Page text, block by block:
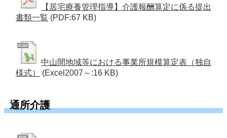
【居宅療養管理指導】介護報酬算定に係る提出
書類一覧 (PDF:67 KB)
中山間地域等における事業所規模算定表（独自
様式）
(Excel2007～:16 KB)
通所介護